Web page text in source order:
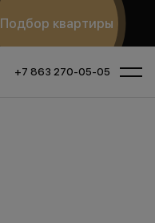
Подбор квартиры
+7 863 270-05-05